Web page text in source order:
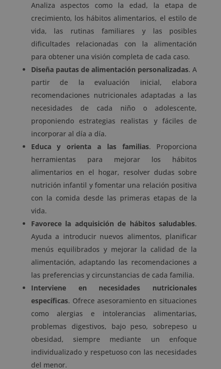
Analiza aspectos como la edad, la etapa de
crecimiento, los hábitos alimentarios, el estilo de
vida, las rutinas familiares y las posibles
dificultades relacionadas con la alimentación
para obtener una visión completa de cada caso.
Diseña pautas de alimentación personalizadas. A
partir de la evaluación inicial, elabora
recomendaciones nutricionales adaptadas a las
necesidades de cada niño o adolescente,
proponiendo estrategias realistas y fáciles de
incorporar al día a día.
Educa y orienta a las familias. Proporciona
herramientas para mejorar los hábitos
alimentarios en el hogar, resolver dudas sobre
nutrición infantil y fomentar una relación positiva
con la comida desde las primeras etapas de la
vida.
Favorece la adquisición de hábitos saludables.
Ayuda a introducir nuevos alimentos, planificar
menús equilibrados y mejorar la calidad de la
alimentación, adaptando las recomendaciones a
las preferencias y circunstancias de cada familia.
Interviene en necesidades nutricionales
específicas. Ofrece asesoramiento en situaciones
como alergias e intolerancias alimentarias,
problemas digestivos, bajo peso, sobrepeso u
obesidad, siempre mediante un enfoque
individualizado y respetuoso con las necesidades
del menor.